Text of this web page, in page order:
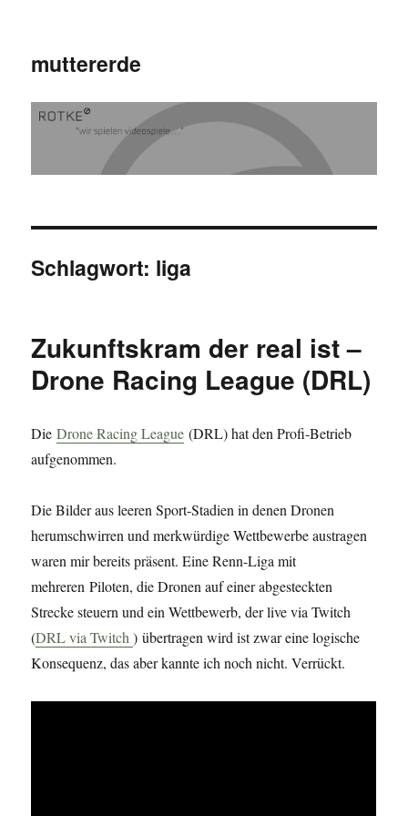
muttererde
Schlagwort: liga
Zukunftskram der real ist –
Drone Racing League (DRL)
DieDrone Racing League (DRL) hat den Profi-Betrieb
aufgenommen.
Die Bilder aus leeren Sport-Stadien in denen Dronen
herumschwirren und merkwürdige Wettbewerbe austragen
waren mir bereits präsent. Eine Renn-Liga mit
mehreren Piloten, die Dronen auf einer abgesteckten
Strecke steuern und ein Wettbewerb, der live via Twitch
(DRL via Twitch) übertragen wird ist zwar eine logische
Konsequenz, das aber kannte ich noch nicht. Verrückt.